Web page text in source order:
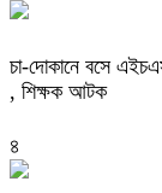
চা-দোকানে বসে
, শিক্ষক আটক
৪